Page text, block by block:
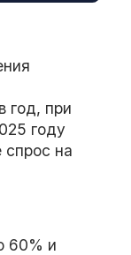
год, при
году
на
60% и